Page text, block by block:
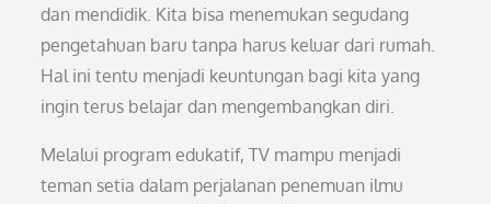
dan mendidik. Kita bisa menemukan segudang
pengetahuan baru tanpa harus keluar dari rumah.
Hal ini tentu menjadi keuntungan bagi kita yang
ingin terus belajar dan mengembangkan diri.
Melalui program edukatif, TV mampu menjadi
teman setia dalam perjalanan penemuan ilmu